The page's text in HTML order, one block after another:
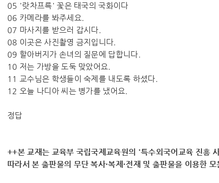
05 '랏차프륵' 꽃은 태국의 국화이다
06 카메라를 봐주세요.
07 마사지를 받으러 갑시다.
08 이곳은 사진촬영 금지입니다.
09 할아버지가 손녀의 질문에 답합니다.
10 저는 가방을 도둑 맞았어요.
11 교수님은 학생들이 숙제를 내도록 하셨다.
12 오늘 나디아 씨는 병가를 냈어요.
정답
++본 교재는 교육부 국립국제교육원의 '특수외국어교육 진흥
따라서 ​본 출판물의 무단 복사·복제·전재 및 출판물을 이용한